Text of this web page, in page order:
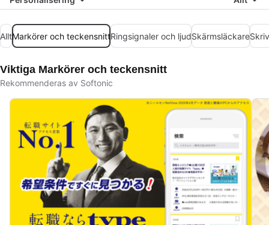
AlltMarkörer och teckensnittRingsignaler och ljudSkärmsläckare
Viktiga Markörer och teckensnitt
Rekommenderas av Softonic